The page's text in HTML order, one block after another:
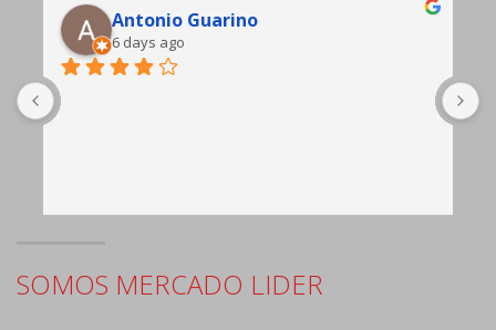
Edgardo Gasto
9 days ago
SOMOS MERCADO LIDER